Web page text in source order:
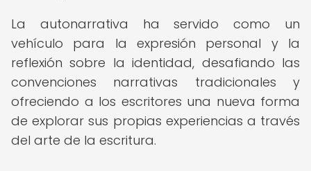
La autonarrativa ha servido como un
vehículo para la expresión personal y la
reflexión sobre la identidad, desafiando las
convenciones narrativas tradicionales y
ofreciendo a los escritores una nueva forma
de explorar sus propias experiencias a través
del arte de la escritura.